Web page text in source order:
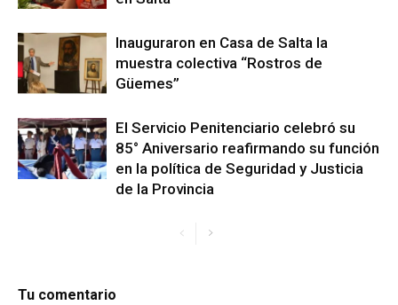
Inauguraron en Casa de Salta la
muestra colectiva “Rostros de
Güemes”
El Servicio Penitenciario celebró su
85° Aniversario reafirmando su función
en la política de Seguridad y Justicia
de la Provincia
Tu comentario